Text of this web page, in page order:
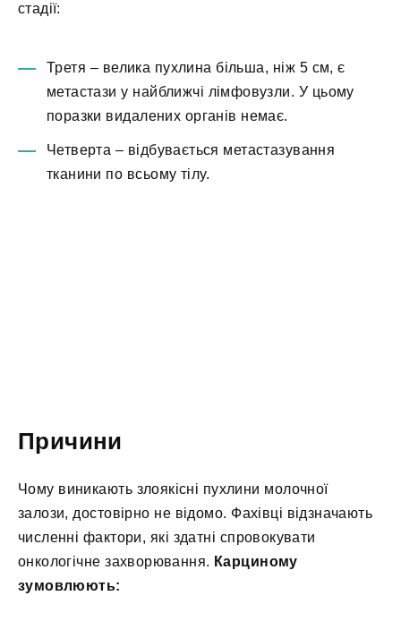
стадії:
Третя – велика пухлина більша, ніж 5 см, є
метастази у найближчі лімфовузли. У цьому
поразки видалених органів немає.
Четверта – відбувається метастазування
тканини по всьому тілу.
Причини
Чому виникають злоякісні пухлини молочної
залози, достовірно не відомо. Фахівці відзначають
численні фактори, які здатні спровокувати
онкологічне захворювання. Карциному
зумовлюють: